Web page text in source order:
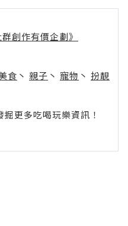
創作有價企劃》
食 丶 親子 丶 寵物 丶 扮靚
更多吃喝玩樂資訊！